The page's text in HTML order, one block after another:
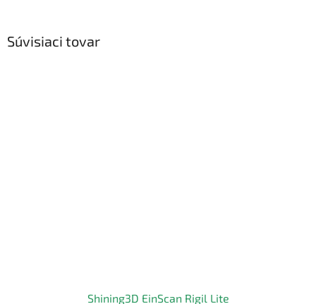
Súvisiaci tovar
Shining3D EinScan Rigil Lite